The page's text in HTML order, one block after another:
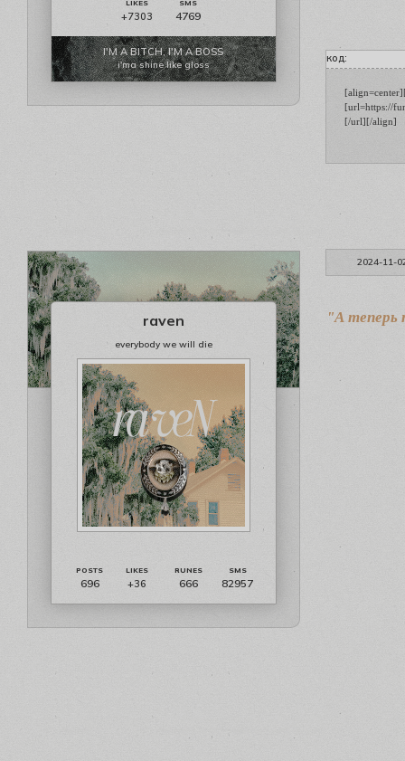
+7303 4769
I'M A BITCH, I'M A BOSS
i'ma shine like gloss
код:
[url=https://
[/url][/align]
2024-11-
raven
everybody we will die
696 +36 666 82957
"А теперь